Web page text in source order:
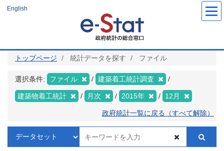
ツ
English
トップページ 統計データを探す ファイル
選択条件: ファイル 建築着工統計調査
建築物着工統計 月次 2015年 12月
政府統計一覧に戻る（すべて解除）